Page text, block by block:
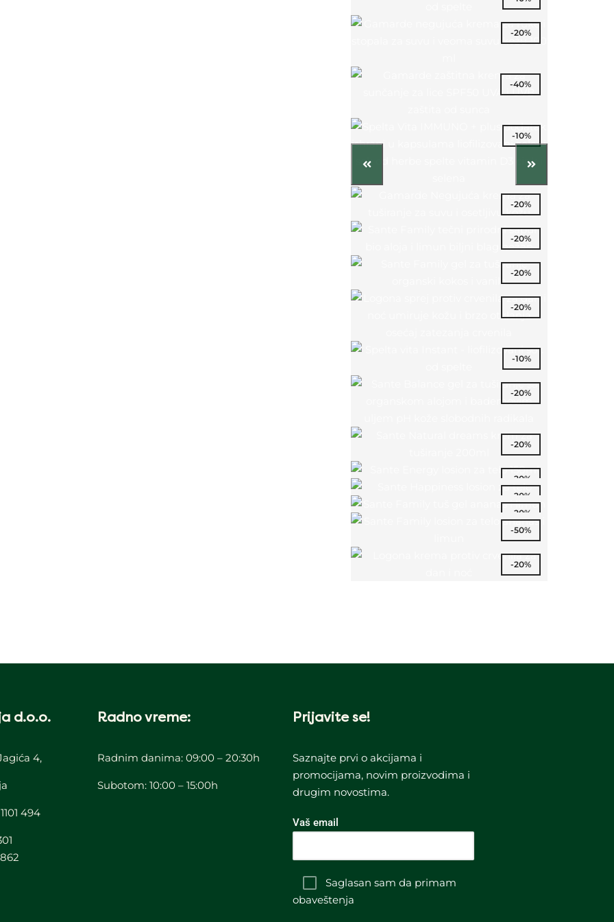
-20%
-40%
-10%
-20%
-20%
-20%
-20%
-10%
-20%
-20%
-20%
-20%
-20%
-50%
-20%
d.o.o.
4,
494
Radno vreme:
Radnim danima: 09:00 – 20:30h
Subotom: 10:00 – 15:00h
Prijavite se!
Saznajte prvi o akcijama i
promocijama, novim proizvodima i
drugim novostima.
Vaš email
Saglasan sam da primam
obaveštenja